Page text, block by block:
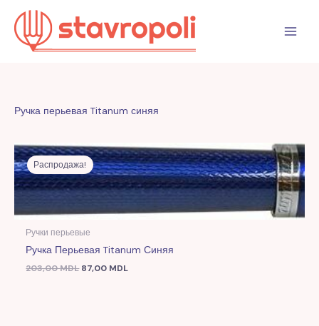
Перейти
содержимому
Ручка перьевая Titanum синяя
Распродажа!
Ручки перьевые
Ручка Перьевая Titanum Синяя
203,00MDL
Первоначальная
цена
составляла
203,00 MDL.
87,00 MDL
Текущая
цена:
87,00 MDL.